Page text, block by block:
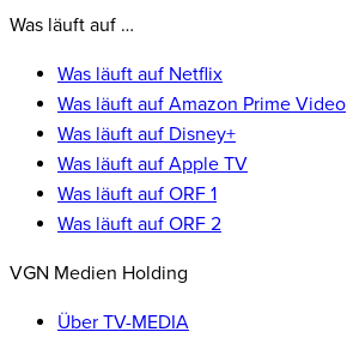
Was läuft auf …
Was läuft auf Netflix
Was läuft auf Amazon Prime Video
Was läuft auf Disney+
Was läuft auf Apple TV
Was läuft auf ORF 1
Was läuft auf ORF 2
VGN Medien Holding
Über TV-MEDIA